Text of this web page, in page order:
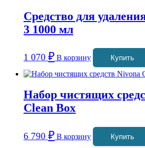
Средство для
3 1000 мл
1 070 ₽ В корзину Купить
Набор чистящих
Clean Box
6 790 ₽ В корзину Купить